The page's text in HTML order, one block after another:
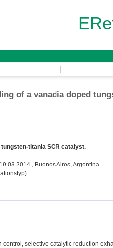
of a vanadia doped
titania SCR catalyst.
, Buenos Aires, Argentina.
selective catalytic reduction